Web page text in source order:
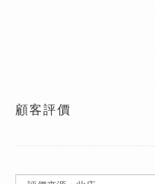
顧客評價